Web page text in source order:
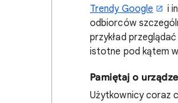
Trendy Google
i
odbiorców
przykład
istotne pod kątem
Pamiętaj o
Użytkownicy coraz